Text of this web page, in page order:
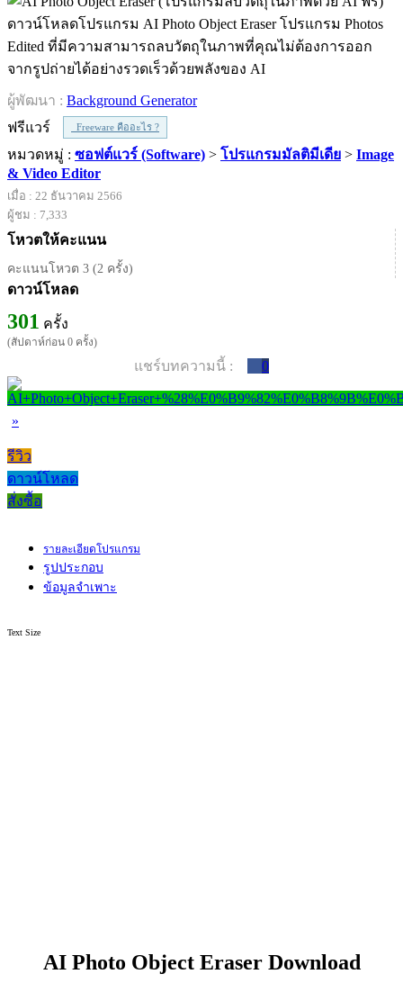
ดาวน์โหลดโปรแกรม AI Photo Object Eraser โปรแกรม Photos
Edited ที่มีความสามารถลบวัตถุในภาพที่คุณไม่ต้องการออก
จากรูปถ่ายได้อย่างรวดเร็วด้วยพลังของ AI
ผู้พัฒนา : Background Generator
ฟรีแวร์
Freeware คืออะไร ?
หมวดหมู่ : ซอฟต์แวร์ (Software) > โปรแกรมมัลติมีเดีย > Image
& Video Editor
เมื่อ : 22 ธันวาคม 2566
ผู้ชม : 7,333
โหวตให้คะแนน
คะแนนโหวต 3 (2 ครั้ง)
ดาวน์โหลด
301 ครั้ง
(สัปดาห์ก่อน 0 ครั้ง)
แชร์บทความนี้ : 0
»
รีวิว
ดาวน์โหลด
สั่งซื้อ
รายละเอียดโปรแกรม
รูปประกอบ
ข้อมูลจำเพาะ
Text Size
AI Photo Object Eraser Download